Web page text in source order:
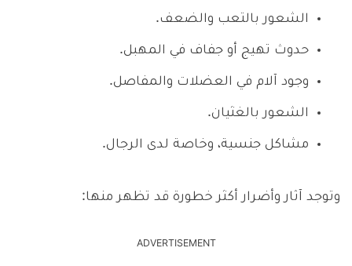
الشعور بالتعب والضعف.
حدوث تهيج أو جفاف في المهبل.
وجود آلام في العضلات والمفاصل.
الشعور بالغثيان.
مشاكل جنسية، وخاصة لدى الرجال.
وتوجد آثار وأضرار أكثر خطورة قد تظهر منها:
ADVERTISEMENT